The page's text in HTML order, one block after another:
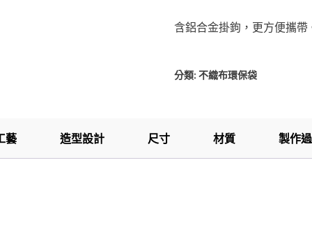
含鋁合金掛鉤，更方便攜帶
分類:不織布環保袋
藝 造型設計 尺寸 材質 製作